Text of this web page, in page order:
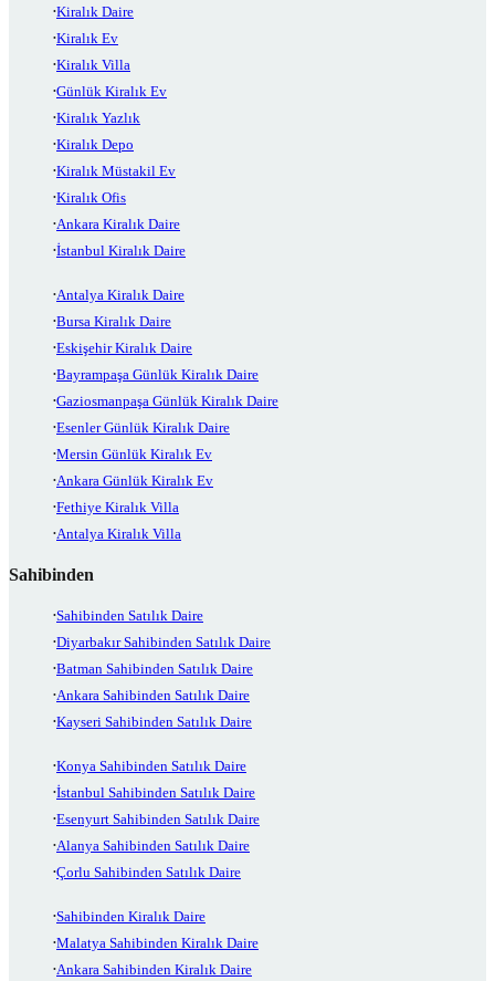
Kiralık Daire
Kiralık Ev
Kiralık Villa
Günlük Kiralık Ev
Kiralık Yazlık
Kiralık Depo
Kiralık Müstakil Ev
Kiralık Ofis
Ankara Kiralık Daire
İstanbul Kiralık Daire
Antalya Kiralık Daire
Bursa Kiralık Daire
Eskişehir Kiralık Daire
Bayrampaşa Günlük Kiralık Daire
Gaziosmanpaşa Günlük Kiralık Daire
Esenler Günlük Kiralık Daire
Mersin Günlük Kiralık Ev
Ankara Günlük Kiralık Ev
Fethiye Kiralık Villa
Antalya Kiralık Villa
Sahibinden
Sahibinden Satılık Daire
Diyarbakır Sahibinden Satılık Daire
Batman Sahibinden Satılık Daire
Ankara Sahibinden Satılık Daire
Kayseri Sahibinden Satılık Daire
Konya Sahibinden Satılık Daire
İstanbul Sahibinden Satılık Daire
Esenyurt Sahibinden Satılık Daire
Alanya Sahibinden Satılık Daire
Çorlu Sahibinden Satılık Daire
Sahibinden Kiralık Daire
Malatya Sahibinden Kiralık Daire
Ankara Sahibinden Kiralık Daire